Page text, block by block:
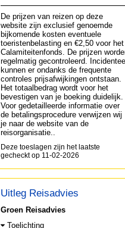
De prijzen van reizen op deze
website zijn exclusief genoemde
bijkomende kosten eventuele
toeristenbelasting en €2,50 voor het
Calamiteitenfonds. De prijzen
regelmatig gecontroleerd. Incidenteel
kunnen er ondanks de frequente
controles prijsafwijkingen ontstaan.
Het totaalbedrag wordt voor het
bevestigen van je boeking duidelijk.
Voor gedetailleerde informatie over
de betalingsprocedure verwijzen wij
je naar de website van de
reisorganisatie..
Deze toeslagen zijn het laatste
gecheckt op 11-02-2026
Uitleg Reisadvies
Groen Reisadvies
Toelichting